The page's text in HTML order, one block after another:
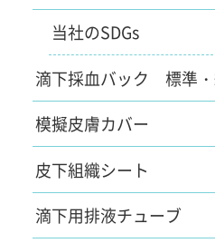
当社のSDGs
滴下採血バック 標準
模擬皮膚カバー
皮下組織シート
滴下用排液チューブ